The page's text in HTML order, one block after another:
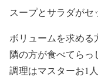
スープとサラダがセ
ボリュームを求める
隣の方が食べてらっ
調理はマスターお1